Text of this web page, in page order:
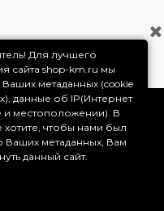
Для лучшего
сайта shop-km.ru мы
метаданных (cookie
данные об IP(Интернет
и местоположении). В
хотите, чтобы нами был
Ваших метаданных, Вам
данный сайт.